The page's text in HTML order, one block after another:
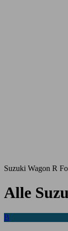
Suzuki Wagon R
Alle
B